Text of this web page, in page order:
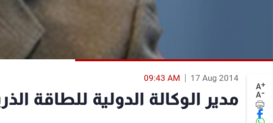
A+
A-
17 Aug 2014
09:43 AM
مدير الوكالة الدولية للطاقة